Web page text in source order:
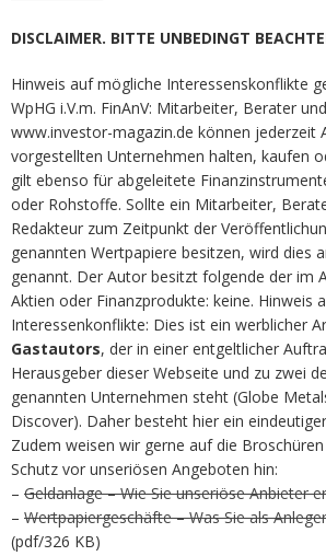
DISCLAIMER. BITTE UNBEDINGT
Hinweis auf mögliche Interessenskonflikte
WpHG i.V.m. FinAnV: Mitarbeiter, Berater
www.investor-magazin.de können jederzeit
vorgestellten Unternehmen halten, kaufen
gilt ebenso für abgeleitete
oder Rohstoffe. Sollte ein Mitarbeiter,
Redakteur zum Zeitpunkt der
genannten Wertpapiere besitzen, wird dies
genannt. Der Autor besitzt folgende der im
Aktien oder Finanzprodukte: keine. Hinweis
Interessenkonflikte: Dies ist ein werblicher
Gastautors, der in einer entgeltlicher
Herausgeber dieser Webseite und zu zwei
genannten Unternehmen steht (Globe
Discover). Daher besteht hier ein
Zudem weisen wir gerne auf die
Schutz vor unseriösen Angeboten hin:
– Geldanlage – Wie Sie unseriöse Anbieter
– Wertpapiergeschäfte – Was Sie als
(pdf/326 KB)